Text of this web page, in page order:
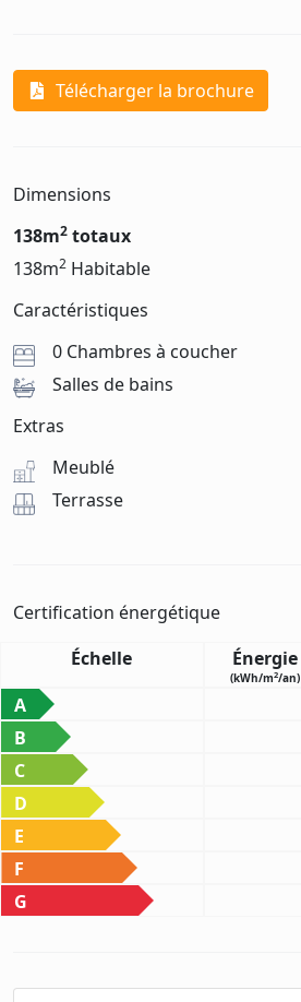
Télécharger la brochure
Dimensions
138m2 totaux
138m2 Habitable
Caractéristiques
0 Chambres à coucher
Salles de bains
Extras
Meublé
Terrasse
Certification énergétique
Échelle
Énergie
(kWh/m2/an)
A
B
C
D
E
F
G